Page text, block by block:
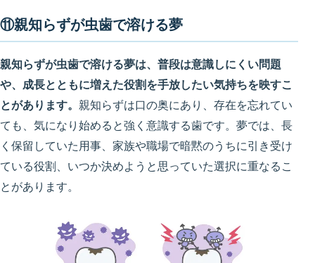
⑪親知らずが虫歯で溶ける夢
親知らずが虫歯で溶ける夢は、普段は意識しにくい問題
や、成長とともに増えた役割を手放したい気持ちを映すこ
とがあります。 親知らずは口の奥にあり、存在を忘れてい
ても、気になり始めると強く意識する歯です。夢では、長
く保留していた用事、家族や職場で暗黙のうちに引き受け
ている役割、いつか決めようと思っていた選択に重なるこ
とがあります。